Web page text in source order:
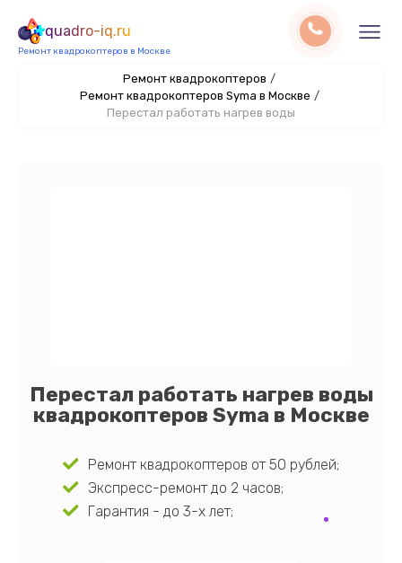
quadro-iq.ru
Ремонт квадрокоптеров в Москве
Ремонт квадрокоптеров /
Ремонт квадрокоптеров Syma в Москве /
Перестал работать нагрев воды
Перестал работать нагрев воды
квадрокоптеров Syma в Москве
Ремонт квадрокоптеров от 50 рублей;
Экспресс-ремонт до 2 часов;
Гарантия - до 3-х лет;